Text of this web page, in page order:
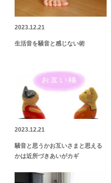
2023.12.21
生活音を騒音と感じない術
2023.12.21
騒音と思うかお互いさまと思える
かは近所づきあいがカギ